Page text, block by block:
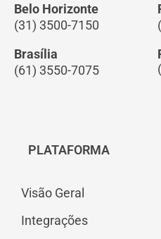
Belo Horizonte
(31) 3500-7150
Brasília
(61) 3550-7075
PLATAFORMA
Visão Geral
Integrações